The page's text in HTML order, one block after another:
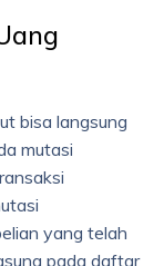
bisa langsung
mutasi
yang telah
pada daftar